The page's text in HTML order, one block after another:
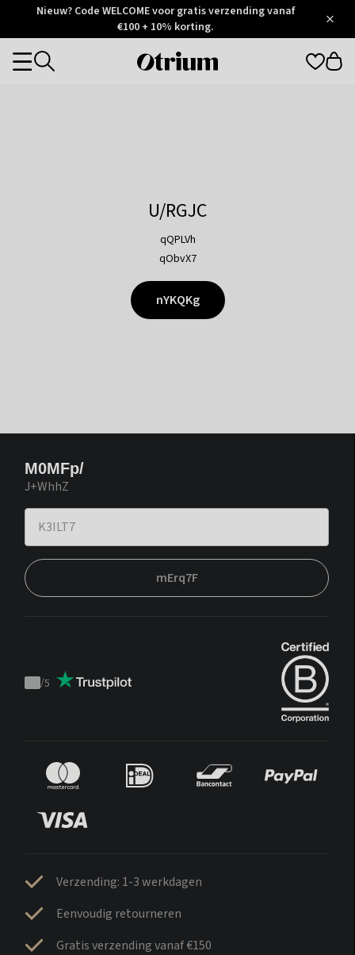
Otrium
Trustpilot
Nieuw? Code WELCOME voor gratis verzending vanaf
€100 + 10% korting.
Otrium
Categories
U/RGJC
qQPLVh
qObvX7
nYKQKg
M0MFp/
J+WhhZ
mErq7F
Trustpilot
/5
Verzending: 1-3 werkdagen
Eenvoudig retourneren
Gratis verzending vanaf €150